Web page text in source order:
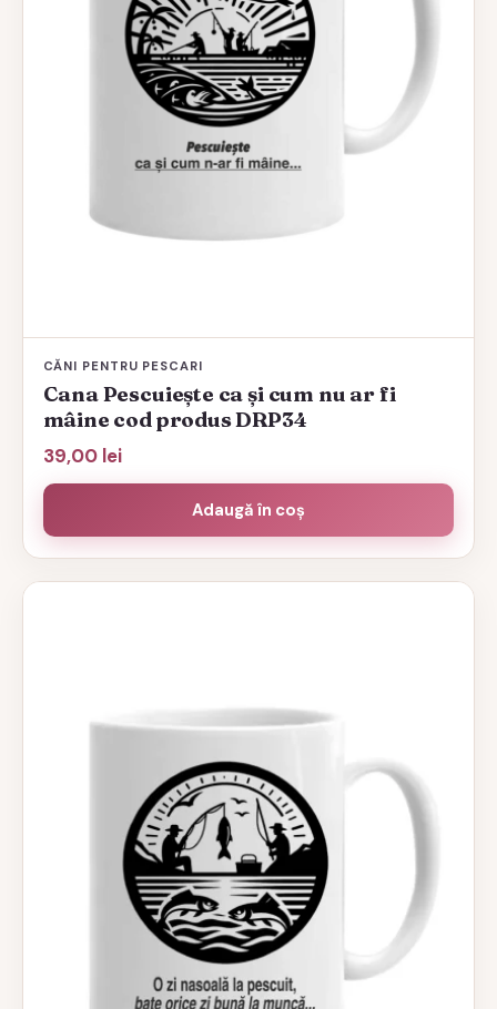
CĂNI PENTRU PESCARI
Cana Pescuiește ca și cum nu ar fi
mâine cod produs DRP34
39,00 lei
Adaugă în coș